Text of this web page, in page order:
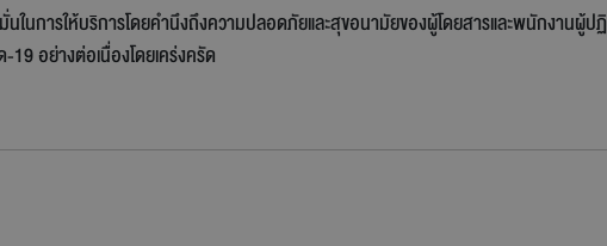
ในการให้บริการโดยคำนึงถึงความปลอดภัยและสุขอนามัยของผู้โดยสารและพนักงานผู้
19 อย่างต่อเนื่องโดยเคร่งครัด